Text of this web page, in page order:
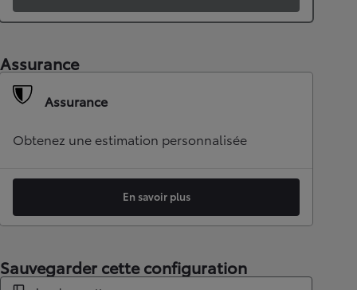
Assurance
Assurance
Obtenez une estimation personnalisée
En savoir plus
Sauvegarder cette configuration